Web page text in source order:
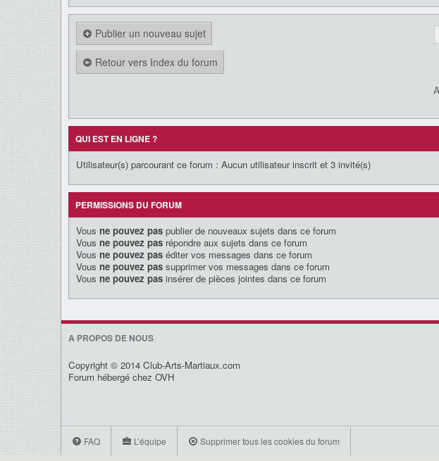
Publier un nouveau sujet
Retour vers Index du forum
QUI EST EN LIGNE ?
Utilisateur(s) parcourant ce forum : Aucun utilisateur inscrit et 3 invité(s)
PERMISSIONS DU FORUM
Vous ne pouvez pas publier de nouveaux sujets dans ce forum
Vous ne pouvez pas répondre aux sujets dans ce forum
Vous ne pouvez pas éditer vos messages dans ce forum
Vous ne pouvez pas supprimer vos messages dans ce forum
Vous ne pouvez pas insérer de pièces jointes dans ce forum
A PROPOS DE NOUS
Copyright © 2014 Club-Arts-Martiaux.com
Forum hébergé chez OVH
FAQ L’équipe Supprimer tous les cookies du forum